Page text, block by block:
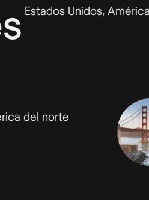
América del norte
Unidos, América del norte